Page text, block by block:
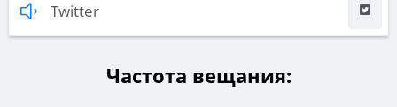
Twitter
Частота вещания: